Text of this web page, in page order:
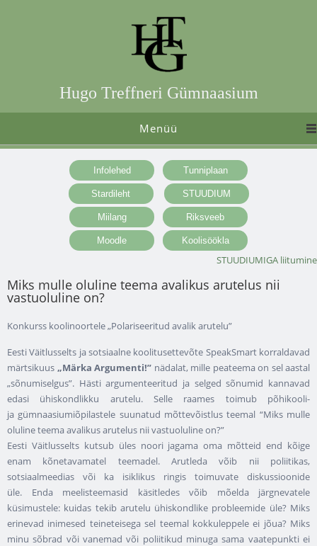
Hugo Treffneri Gümnaasium
Menüü
STUUDIUMIGA liitumine
Miks mulle oluline teema avalikus arutelus nii
vastuoluline on?
Konkurss koolinoortele „Polariseeritud avalik arutelu”
Eesti Väitlusselts ja sotsiaalne koolitusettevõte SpeakSmart korraldavad
märtsikuus „Märka Argumenti!” nädalat, mille peateema on sel aastal
„sõnumiselgus”. Hästi argumenteeritud ja selged sõnumid kannavad
edasi ühiskondlikku arutelu. Selle raames toimub põhikooli-
ja gümnaasiumiõpilastele suunatud mõttevõistlus teemal “Miks mulle
oluline teema avalikus arutelus nii vastuoluline on?”
Eesti Väitlusselts kutsub üles noori jagama oma mõtteid end kõige
enam kõnetavamatel teemadel. Arutleda võib nii poliitikas,
sotsiaalmeedias või ka isiklikus ringis toimuvate diskussioonide
üle. Enda meelisteemasid käsitledes võib mõelda järgnevatele
küsimustele: kuidas tekib arutelu ühiskondlike probleemide üle? Miks
erinevad inimesed teineteisega sel teemal kokkuleppele ei jõua? Miks
minu sõbrad või vanemad või poliitikud minuga sama vaatepunkti ei